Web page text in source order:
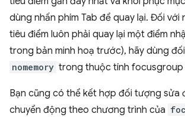
dùng nhấn phím Tab để quay lại. Đối với
tiêu điểm luôn phải quay lại một điểm
trong bản minh hoạ trước), hãy dùng
nomemory trong thuộc tính focusgroup
Bạn cũng có thể kết hợp đối tượng sửa
chuyển động theo chương trình của